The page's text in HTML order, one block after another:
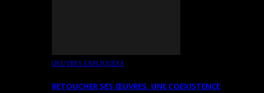
OEUVRES EXPLIQUÉES
RETOUCHER SES ŒUVRES. UNE COEXISTENCE